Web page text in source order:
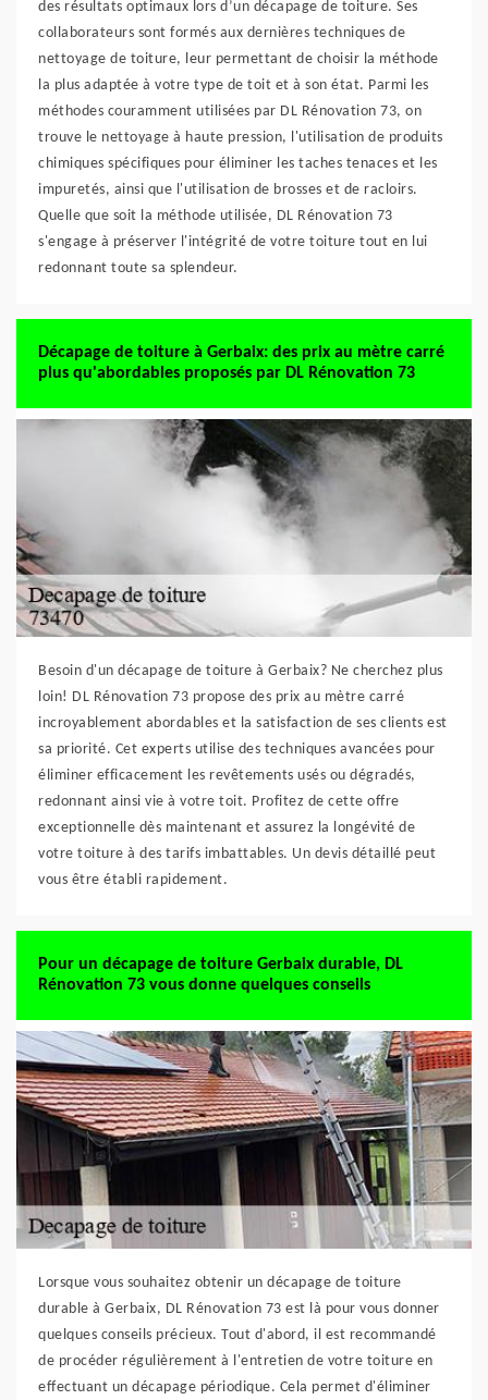
des résultats optimaux lors d’un décapage de toiture. Ses
collaborateurs sont formés aux dernières techniques de
nettoyage de toiture, leur permettant de choisir la méthode
la plus adaptée à votre type de toit et à son état. Parmi les
méthodes couramment utilisées par DL Rénovation 73, on
trouve le nettoyage à haute pression, l'utilisation de produits
chimiques spécifiques pour éliminer les taches tenaces et les
impuretés, ainsi que l'utilisation de brosses et de racloirs.
Quelle que soit la méthode utilisée, DL Rénovation 73
s'engage à préserver l'intégrité de votre toiture tout en lui
redonnant toute sa splendeur.
Décapage de toiture à Gerbaix: des prix au mètre carré
plus qu'abordables proposés par DL Rénovation 73
Besoin d'un décapage de toiture à Gerbaix? Ne cherchez plus
loin! DL Rénovation 73 propose des prix au mètre carré
incroyablement abordables et la satisfaction de ses clients est
sa priorité. Cet experts utilise des techniques avancées pour
éliminer efficacement les revêtements usés ou dégradés,
redonnant ainsi vie à votre toit. Profitez de cette offre
exceptionnelle dès maintenant et assurez la longévité de
votre toiture à des tarifs imbattables. Un devis détaillé peut
vous être établi rapidement.
Pour un décapage de toiture Gerbaix durable, DL
Rénovation 73 vous donne quelques conseils
Lorsque vous souhaitez obtenir un décapage de toiture
durable à Gerbaix, DL Rénovation 73 est là pour vous donner
quelques conseils précieux. Tout d'abord, il est recommandé
de procéder régulièrement à l'entretien de votre toiture en
effectuant un décapage périodique. Cela permet d'éliminer